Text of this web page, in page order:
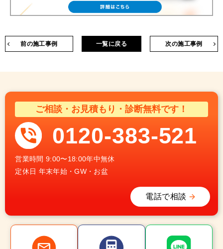
前の施工事例 次の施工事例
一覧に戻る
ご相談・お見積もり・診断無料です！
0120-383-521
営業時間 9:00〜18:00年中無休
定休日 年末年始・GW・お盆
電話で相談